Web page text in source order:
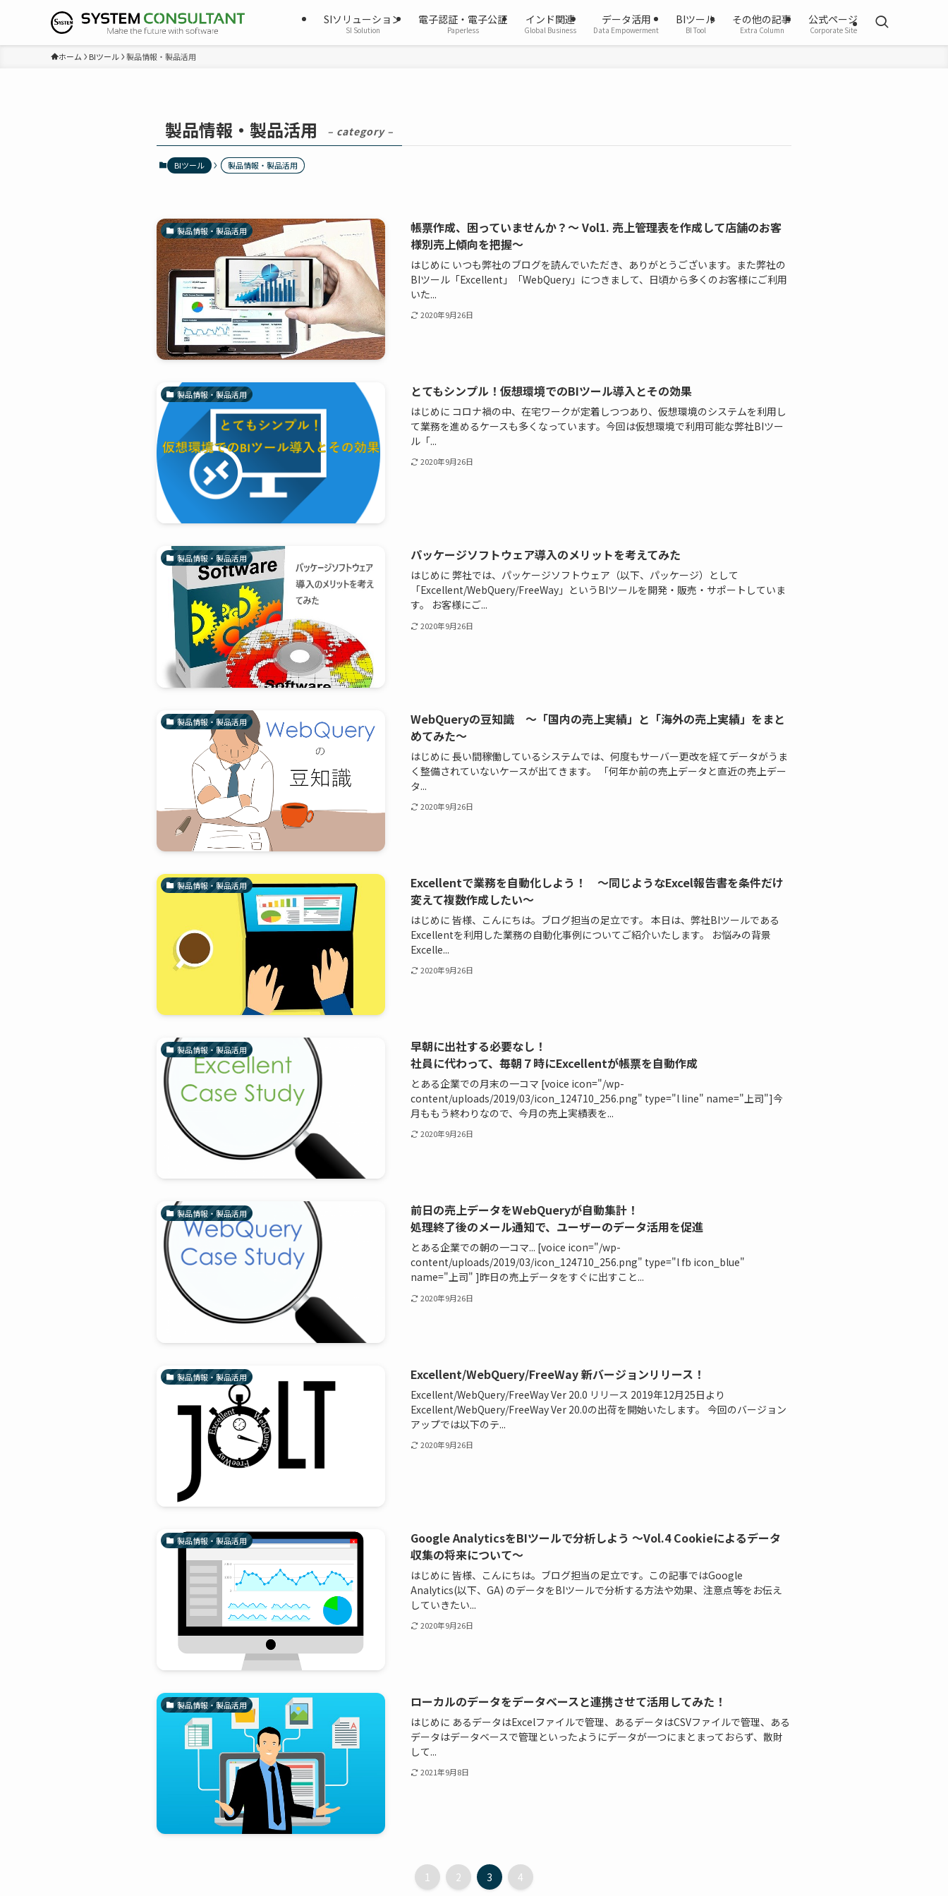
SIソリューション
SI Solution
電子認証・電子公証
Paperless
インド関連
Global Business
データ活用
Data Empowerment
BIツール
BI Tool
その他の記事
Extra Column
公式ページ
Corporate Site
ホーム BIツール 製品情報・製品活用
製品情報・製品活用 – category –
BIツール 製品情報・製品活用
製品情報・製品活用
帳票作成、困っていませんか？～ Vol1. 売上管理表を作成して店舗のお客
様別売上傾向を把握～
はじめに いつも弊社のブログを読んでいただき、ありがとうございます。また弊社の
BIツール「Excellent」「WebQuery」につきまして、日頃から多くのお客様にご利用
いた...
2020年9月26日
製品情報・製品活用 とてもシンプル！仮想環境でのBIツール導入とその効果
はじめに コロナ禍の中、在宅ワークが定着しつつあり、仮想環境のシステムを利用し
て業務を進めるケースも多くなっています。今回は仮想環境で利用可能な弊社BIツー
ル「...
2020年9月26日
製品情報・製品活用 パッケージソフトウェア導入のメリットを考えてみた
はじめに 弊社では、パッケージソフトウェア（以下、パッケージ）として
「Excellent/WebQuery/FreeWay」というBIツールを開発・販売・サポートしていま
す。 お客様にご...
2020年9月26日
製品情報・製品活用
WebQueryの豆知識 ～「国内の売上実績」と「海外の売上実績」をまと
めてみた～
はじめに 長い間稼働しているシステムでは、何度もサーバー更改を経てデータがうま
く整備されていないケースが出てきます。 「何年か前の売上データと直近の売上デー
タ...
2020年9月26日
製品情報・製品活用
Excellentで業務を自動化しよう！ ～同じようなExcel報告書を条件だけ
変えて複数作成したい～
はじめに 皆様、こんにちは。ブログ担当の足立です。 本日は、弊社BIツールである
Excellentを利用した業務の自動化事例についてご紹介いたします。 お悩みの背景
Excelle...
2020年9月26日
製品情報・製品活用
早朝に出社する必要なし！
社員に代わって、毎朝７時にExcellentが帳票を自動作成
とある企業での月末の一コマ [voice icon="/wp-
content/uploads/2019/03/icon_124710_256.png" type="l line" name="上司"]今
月ももう終わりなので、今月の売上実績表を...
2020年9月26日
製品情報・製品活用
前日の売上データをWebQueryが自動集計！
処理終了後のメール通知で、ユーザーのデータ活用を促進
とある企業での朝の一コマ... [voice icon="/wp-
content/uploads/2019/03/icon_124710_256.png" type="l fb icon_blue"
name="上司" ]昨日の売上データをすぐに出すこと...
2020年9月26日
製品情報・製品活用 Excellent/WebQuery/FreeWay 新バージョンリリース！
Excellent/WebQuery/FreeWay Ver 20.0 リリース 2019年12月25日より
Excellent/WebQuery/FreeWay Ver 20.0の出荷を開始いたします。 今回のバージョン
アップでは以下のテ...
2020年9月26日
製品情報・製品活用
Google AnalyticsをBIツールで分析しよう ～Vol.4 Cookieによるデータ
収集の将来について～
はじめに 皆様、こんにちは。ブログ担当の足立です。この記事ではGoogle
Analytics(以下、GA) のデータをBIツールで分析する方法や効果、注意点等をお伝え
していきたい...
2020年9月26日
製品情報・製品活用 ローカルのデータをデータベースと連携させて活用してみた！
はじめに あるデータはExcelファイルで管理、あるデータはCSVファイルで管理、ある
データはデータベースで管理といったようにデータが一つにまとまっておらず、散財
して...
2021年9月8日
1 2 3 4